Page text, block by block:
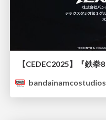
bandainamcostudios